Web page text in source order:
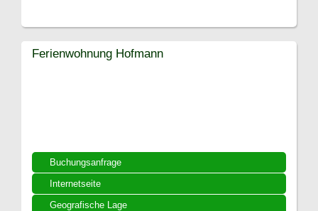
Buchungsanfrage
Internetseite
Geografische Lage
Ferienwohnung Hofmann